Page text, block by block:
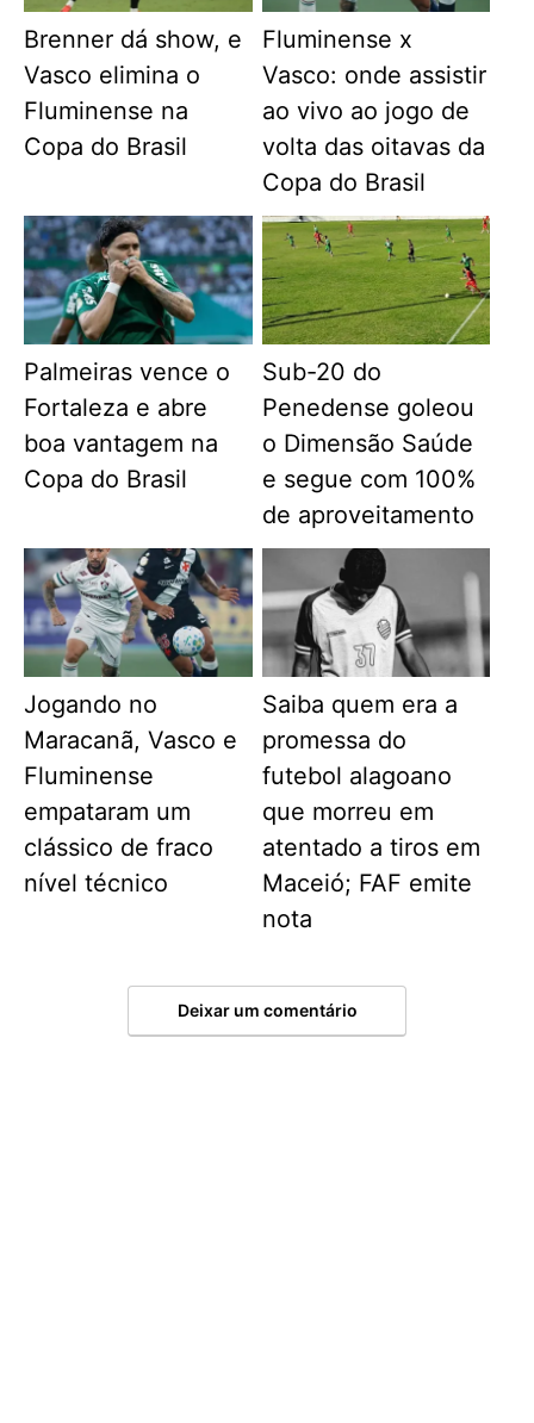
Brenner dá show, e
Vasco elimina o
Fluminense na
Copa do Brasil
Fluminense x
Vasco: onde assistir
ao vivo ao jogo de
volta das oitavas da
Copa do Brasil
Palmeiras vence o
Fortaleza e abre
boa vantagem na
Copa do Brasil
Sub-20 do
Penedense goleou
o Dimensão Saúde
e segue com 100%
de aproveitamento
Jogando no
Maracanã, Vasco e
Fluminense
empataram um
clássico de fraco
nível técnico
Saiba quem era a
promessa do
futebol alagoano
que morreu em
atentado a tiros em
Maceió; FAF emite
nota
Deixar um comentário